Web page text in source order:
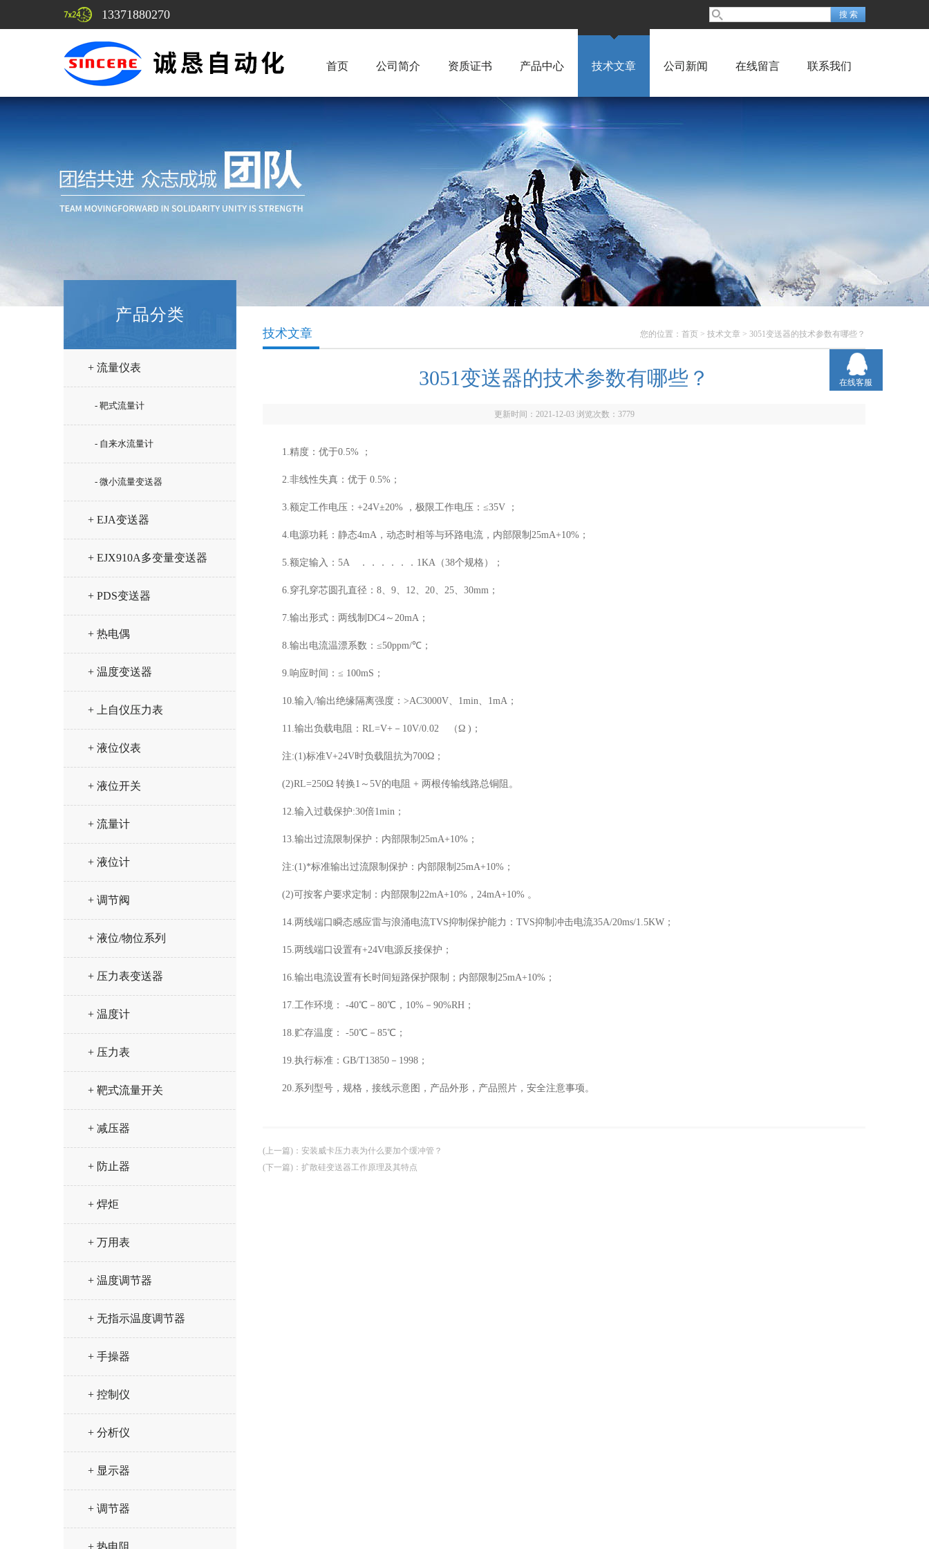
13371880270
首页 公司简介 资质证书 产品中心 技术文章 公司新闻 在线留言 联系我们
产品分类
+ 流量仪表
- 靶式流量计
- 自来水流量计
- 微小流量变送器
+ EJA变送器
+ EJX910A多变量变送器
+ PDS变送器
+ 热电偶
+ 温度变送器
+ 上自仪压力表
+ 液位仪表
+ 液位开关
+ 流量计
+ 液位计
+ 调节阀
+ 液位/物位系列
+ 压力表变送器
+ 温度计
+ 压力表
+ 靶式流量开关
+ 减压器
+ 防止器
+ 焊炬
+ 万用表
+ 温度调节器
+ 无指示温度调节器
+ 手操器
+ 控制仪
+ 分析仪
+ 显示器
+ 调节器
+ 热电阻
您的位置： 首页 > 技术文章 > 3051变送器的技术参数有哪些？
技术文章
3051变送器的技术参数有哪些？
更新时间：2021-12-03 浏览次数： 3779
1.精度：优于0.5% ；
2.非线性失真：优于 0.5%；
3.额定工作电压：+24V±20% ，极限工作电压：≤35V ；
4.电源功耗：静态4mA，动态时相等与环路电流，内部限制25mA+10%；
5.额定输入：5A ．．．．．．1KA（38个规格）；
6.穿孔穿芯圆孔直径：8、9、12、20、25、30mm；
7.输出形式：两线制DC4～20mA；
8.输出电流温漂系数：≤50ppm/℃；
9.响应时间：≤ 100mS；
10.输入/输出绝缘隔离强度：>AC3000V、1min、1mA；
11.输出负载电阻：RL=V+－10V/0.02 （Ω )；
注:(1)标准V+24V时负载阻抗为700Ω；
(2)RL=250Ω 转换1～5V的电阻 + 两根传输线路总铜阻。
12.输入过载保护:30倍1min；
13.输出过流限制保护：内部限制25mA+10%；
注:(1)*标准输出过流限制保护：内部限制25mA+10%；
(2)可按客户要求定制：内部限制22mA+10%，24mA+10% 。
14.两线端口瞬态感应雷与浪涌电流TVS抑制保护能力：TVS抑制冲击电流35A/20ms/1.5KW；
15.两线端口设置有+24V电源反接保护；
16.输出电流设置有长时间短路保护限制；内部限制25mA+10%；
17.工作环境： -40℃－80℃，10%－90%RH；
18.贮存温度： -50℃－85℃；
19.执行标准：GB/T13850－1998；
20.系列型号，规格，接线示意图，产品外形，产品照片，安全注意事项。
(上一篇) ： 安装威卡压力表为什么要加个缓冲管？
(下一篇) ： 扩散硅变送器工作原理及其特点
在线客服